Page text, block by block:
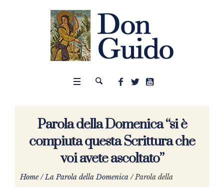
Parola della Domenica “si è
compiuta questa Scrittura che
voi avete ascoltato”
Home /La Parola della Domenica /Parola della